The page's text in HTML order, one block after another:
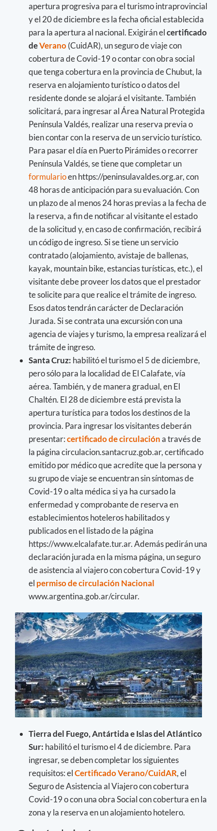
apertura progresiva para el turismo intraprovincial
y el 20 de diciembre es la fecha oficial establecida
para la apertura al nacional. Exigirán elcertificado
deVerano(CuidAR), un seguro de viaje con
cobertura de Covid-19 o contar con obra social
que tenga cobertura en la provincia de Chubut, la
reserva en alojamiento turístico o datos del
residente donde se alojará el visitante. También
solicitará, para ingresar al Área Natural Protegida
Península Valdés, realizar una reserva previa o
bien contar con la reserva de un servicio turístico.
Para pasar el día en Puerto Pirámides o recorrer
Península Valdés, se tiene que completar un
formularioen https://peninsulavaldes.org.ar, con
48 horas de anticipación para su evaluación. Con
un plazo de al menos 24 horas previas a la fecha de
la reserva, a fin de notificar al visitante el estado
de la solicitud y, en caso de confirmación, recibirá
un código de ingreso. Si se tiene un servicio
contratado (alojamiento, avistaje de ballenas,
kayak, mountain bike, estancias turísticas, etc.), el
visitante debe proveer los datos que el prestador
te solicite para que realice el trámite de ingreso.
Esos datos tendrán carácter de Declaración
Jurada. Si se contrata una excursión con una
agencia de viajes y turismo, la empresa realizará el
trámite de ingreso.
Santa Cruz: habilitó el turismo el 5 de diciembre,
pero sólo para la localidad de El Calafate, vía
aérea. También, y de manera gradual, en El
Chaltén. El 28 de diciembre está prevista la
apertura turística para todos los destinos de la
provincia. Para ingresar los visitantes deberán
presentar:certificado de circulacióna través de
la página circulacion.santacruz.gob.ar, certificado
emitido por médico que acredite que la persona y
su grupo de viaje se encuentran sin síntomas de
Covid-19 o alta médica si ya ha cursado la
enfermedad y comprobante de reserva en
establecimientos hoteleros habilitados y
publicados en el listado de la página
https://www.elcalafate.tur.ar. Además pedirán una
declaración jurada en la misma página, un seguro
de asistencia al viajero con cobertura Covid-19 y
el permiso de circulación Nacional
www.argentina.gob.ar/circular.
Tierra del Fuego, Antártida e Islas del Atlántico
Sur: habilitó el turismo el 4 de diciembre. Para
ingresar, se deben completar los siguientes
requisitos: elCertificado Verano/CuidAR, el
Seguro de Asistencia al Viajero con cobertura
Covid-19 o con una obra Social con cobertura en la
zona y la reserva en un alojamiento hotelero.